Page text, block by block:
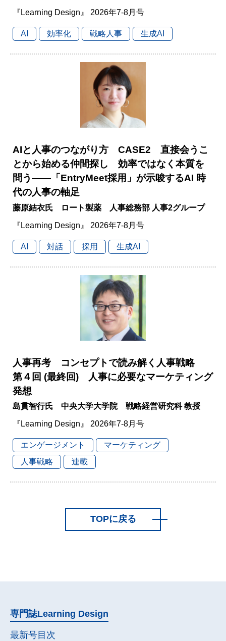
『Learning Design』 2026年7-8月号
AI 効率化 戦略人事 生成AI
AIと人事のつながり方 CASE2 直接会うこ
とから始める仲間探し 効率ではなく本質を
問う――「EntryMeet採用」が示唆するAI 時
代の人事の軸足
藤原結衣氏 ロート製薬 人事総務部 人事2グループ
『Learning Design』 2026年7-8月号
AI 対話 採用 生成AI
人事再考 コンセプトで読み解く人事戦略
第４回 (最終回) 人事に必要なマーケティング
発想
島貫智行氏 中央大学大学院 戦略経営研究科 教授
『Learning Design』 2026年7-8月号
エンゲージメント
マーケティング
人事戦略
連載
TOPに戻る
専門誌Learning Design
最新号目次